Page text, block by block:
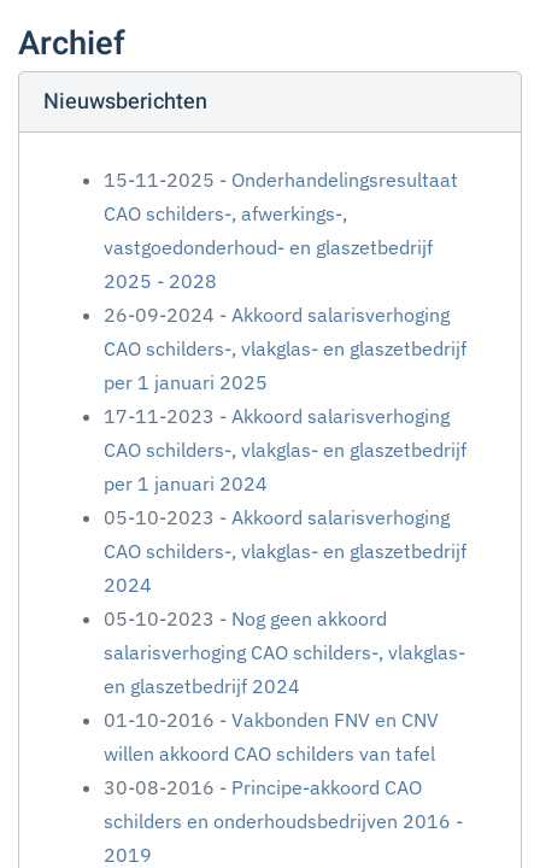
Archief
Nieuwsberichten
15-11-2025 - Onderhandelingsresultaat
CAO schilders-, afwerkings-,
vastgoedonderhoud- en glaszetbedrijf
2025 - 2028
26-09-2024 - Akkoord salarisverhoging
CAO schilders-, vlakglas- en glaszetbedrijf
per 1 januari 2025
17-11-2023 - Akkoord salarisverhoging
CAO schilders-, vlakglas- en glaszetbedrijf
per 1 januari 2024
05-10-2023 - Akkoord salarisverhoging
CAO schilders-, vlakglas- en glaszetbedrijf
2024
05-10-2023 - Nog geen akkoord
salarisverhoging CAO schilders-, vlakglas-
en glaszetbedrijf 2024
01-10-2016 - Vakbonden FNV en CNV
willen akkoord CAO schilders van tafel
30-08-2016 - Principe-akkoord CAO
schilders en onderhoudsbedrijven 2016 -
2019